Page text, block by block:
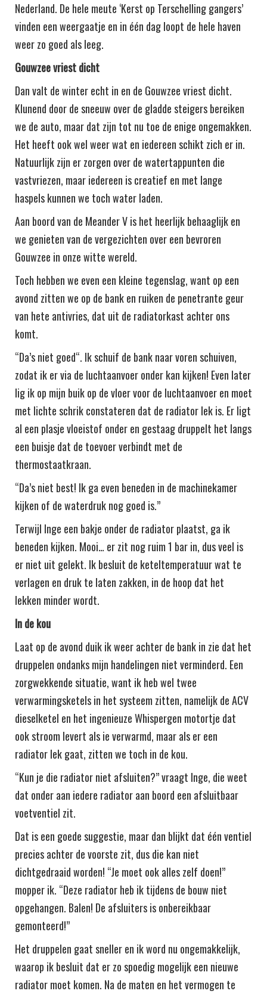
Nederland. De hele meute ‘Kerst op Terschelling gangers’
vinden een weergaatje en in één dag loopt de hele haven
weer zo goed als leeg.
Gouwzee vriest dicht
Dan valt de winter echt in en de Gouwzee vriest dicht.
Klunend door de sneeuw over de gladde steigers bereiken
we de auto, maar dat zijn tot nu toe de enige ongemakken.
Het heeft ook wel weer wat en iedereen schikt zich er in.
Natuurlijk zijn er zorgen over de watertappunten die
vastvriezen, maar iedereen is creatief en met lange
haspels kunnen we toch water laden.
Aan boord van de Meander V is het heerlijk behaaglijk en
we genieten van de vergezichten over een bevroren
Gouwzee in onze witte wereld.
Toch hebben we even een kleine tegenslag, want op een
avond zitten we op de bank en ruiken de penetrante geur
van hete antivries, dat uit de radiatorkast achter ons
komt.
“Da’s niet goed“. Ik schuif de bank naar voren schuiven,
zodat ik er via de luchtaanvoer onder kan kijken! Even later
lig ik op mijn buik op de vloer voor de luchtaanvoer en moet
met lichte schrik constateren dat de radiator lek is. Er ligt
al een plasje vloeistof onder en gestaag druppelt het langs
een buisje dat de toevoer verbindt met de
thermostaatkraan.
“Da’s niet best! Ik ga even beneden in de machinekamer
kijken of de waterdruk nog goed is.”
Terwijl Inge een bakje onder de radiator plaatst, ga ik
beneden kijken. Mooi… er zit nog ruim 1 bar in, dus veel is
er niet uit gelekt. Ik besluit de keteltemperatuur wat te
verlagen en druk te laten zakken, in de hoop dat het
lekken minder wordt.
In de kou
Laat op de avond duik ik weer achter de bank in zie dat het
druppelen ondanks mijn handelingen niet verminderd. Een
zorgwekkende situatie, want ik heb wel twee
verwarmingsketels in het systeem zitten, namelijk de ACV
dieselketel en het ingenieuze Whispergen motortje dat
ook stroom levert als ie verwarmd, maar als er een
radiator lek gaat, zitten we toch in de kou.
“Kun je die radiator niet afsluiten?” vraagt Inge, die weet
dat onder aan iedere radiator aan boord een afsluitbaar
voetventiel zit.
Dat is een goede suggestie, maar dan blijkt dat één ventiel
precies achter de voorste zit, dus die kan niet
dichtgedraaid worden! “Je moet ook alles zelf doen!”
mopper ik. “Deze radiator heb ik tijdens de bouw niet
opgehangen. Balen! De afsluiters is onbereikbaar
gemonteerd!”
Het druppelen gaat sneller en ik word nu ongemakkelijk,
waarop ik besluit dat er zo spoedig mogelijk een nieuwe
radiator moet komen. Na de maten en het vermogen te